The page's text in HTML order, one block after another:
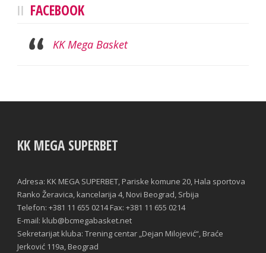
FACEBOOK
KK Mega Basket
KK MEGA SUPERBET
Adresa: KK MEGA SUPERBET, Pariske komune 20, Hala sportova
Ranko Žeravica, kancelarija 4, Novi Beograd, Srbija
Telefon: +381 11 655 0214 Fax: +381 11 655 0214
E-mail: klub@bcmegabasket.net
Sekretarijat kluba: Trening centar „Dejan Milojević“, Braće
Jerković 119a, Beograd